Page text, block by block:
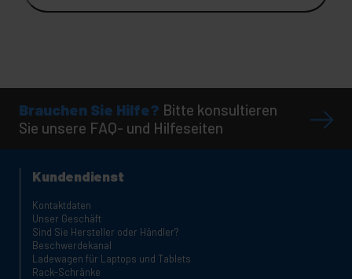
Brauchen Sie Hilfe? Bitte konsultieren
Sie unsere FAQ- und Hilfeseiten
Kundendienst
Kontaktdaten
Unser Geschäft
Sind Sie Hersteller oder Händler?
Beschwerdekanal
Ladewagen für Laptops und Tablets
Rack-Schränke